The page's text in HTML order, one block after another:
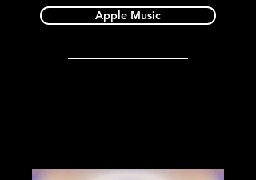
Apple Music